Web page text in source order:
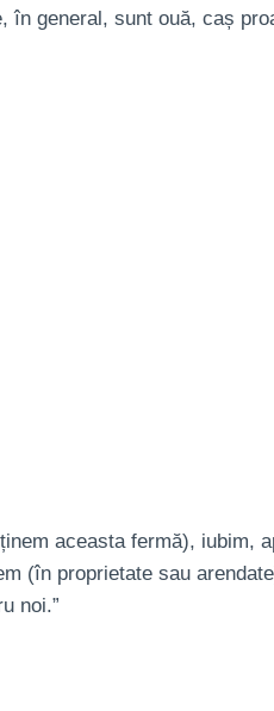
general, sunt ouă, caș
aceasta fermă), iubim,
(în proprietate sau
noi.”